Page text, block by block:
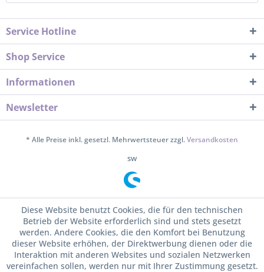
Service Hotline
Shop Service
Informationen
Newsletter
* Alle Preise inkl. gesetzl. Mehrwertsteuer zzgl.Versandkosten
sw
Diese Website benutzt Cookies, die für den technischen
Betrieb der Website erforderlich sind und stets gesetzt
werden. Andere Cookies, die den Komfort bei Benutzung
dieser Website erhöhen, der Direktwerbung dienen oder die
Interaktion mit anderen Websites und sozialen Netzwerken
vereinfachen sollen, werden nur mit Ihrer Zustimmung gesetzt.